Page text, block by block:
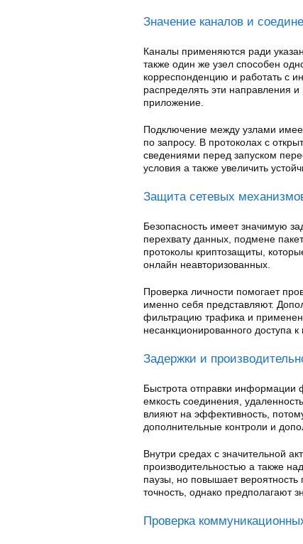
Значение каналов и
Каналы применяются ради
также один же узел способен
корреспонденцию и работать с
распределять эти направления
приложение.
Подключение между узлами
по запросу. В протоколах с
сведениями перед запуском
условия а также увеличить
Защита сетевых
Безопасность имеет значимую
перехвату данных, подмене
протоколы криптозащиты,
онлайн неавторизованных.
Проверка личности помогает
именно себя представляют.
фильтрацию трафика и
несанкционированного доступа
Задержки и
Быстрота отправки информации
емкость соединения,
влияют на эффективность,
дополнительные контроли и
Внутри средах с значительной
производительностью а также
паузы, но повышает
точность, однако предполагают
Проверка